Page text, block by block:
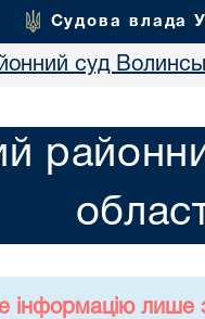
Судова влада
суд
інформацію лише